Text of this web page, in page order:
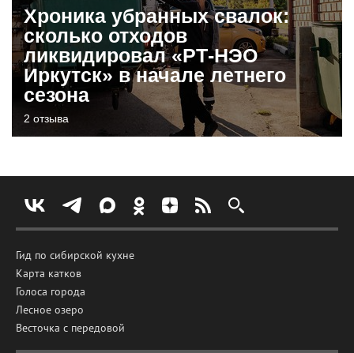
Хроника убранных свалок:
сколько отходов
ликвидировал «РТ-НЭО
Иркутск» в начале летнего
сезона
2 отзыва
Гид по сибирской кухне
Карта катков
Голоса города
Лесное озеро
Весточка с передовой